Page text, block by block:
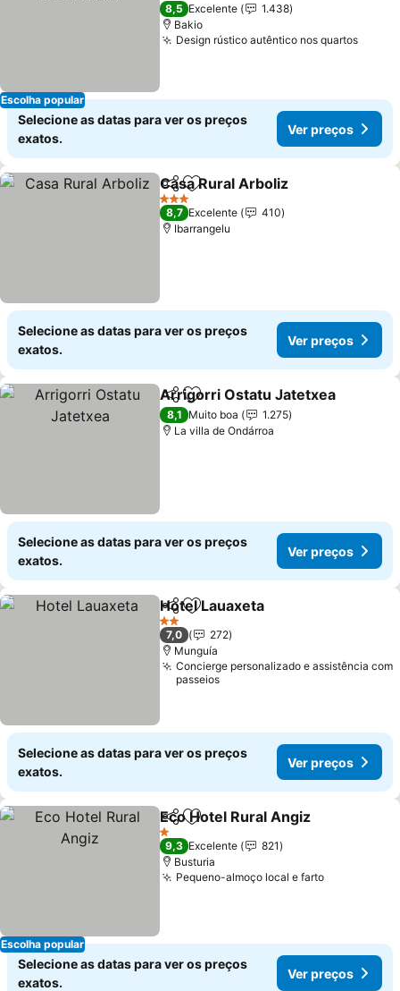
Escolha popular
8,5 Excelente
1.438
Bakio
Design rústico autêntico nos quartos
Selecione as datas para ver os preços
exatos.
Ver preços
PartilharAdicionar aos favoritos
Casa Rural Arboliz
3 Estrelas
8,7 Excelente
410
Ibarrangelu
Selecione as datas para ver os preços
exatos.
Ver preços
PartilharAdicionar aos favoritos
Arrigorri Ostatu Jatetxea
8,1 Muito boa
1.275
La villa de Ondárroa
Selecione as datas para ver os preços
exatos.
Ver preços
PartilharAdicionar aos favoritos
Hotel Lauaxeta
2 Estrelas
7,0
272
Munguía
Concierge personalizado e assistência com
passeios
Selecione as datas para ver os preços
exatos.
Ver preços
Escolha popular
PartilharAdicionar aos favoritos
Eco Hotel Rural Angiz
1 Estrelas
9,3 Excelente
821
Busturia
Pequeno-almoço local e farto
Selecione as datas para ver os preços
exatos.
Ver preços